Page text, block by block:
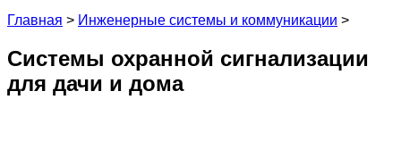
Главная > Инженерные системы и коммуникации >
Системы охранной сигнализации
для дачи и дома